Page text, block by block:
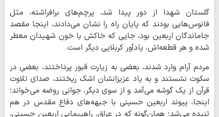
گلستان شهدا از دور پیدا شد، پرچم‌های برافراشته، مثل
فانوس‌هایی بودند که پایان راه را نشان می‌دادند، اینجا مقصد
جاماندگان اربعین بود، جایی که خاکش با خون شهیدان معطر
شده و هر قطعه‌اش، یادآور کربلایی دیگر است.
مردم آرام وارد شدند، بعضی به زیارت قبور پرداختند، بعضی در
سکوت نشستند و به یاد عزیزانشان اشک ریختند، صدای تلاوت
قرآن از یک گوشه می‌آمد و از سوی دیگر، جوانی روضه می‌خواند؛
اینجا، پیوند اربعین حسینی با جبهه‌های دفاع مقدس در هم
تنیده می‌شد؛ همان‌گونه که در عراق، راهپیمایی اربعین حسینی،